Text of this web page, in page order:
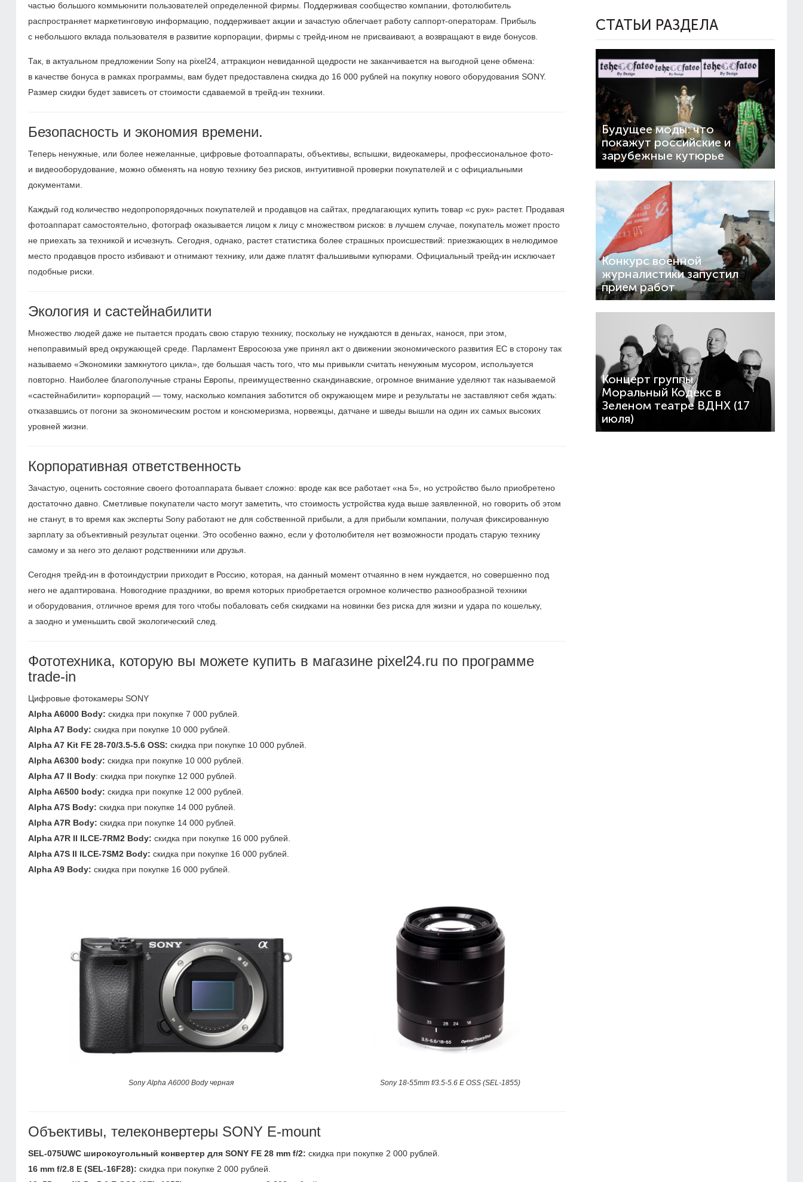
частью большого коммьюнити пользователей определенной фирмы. Поддерживая сообщество компании, фотолюбитель
распространяет маркетинговую информацию, поддерживает акции и зачастую облегчает работу саппорт-операторам. Прибыль
с небольшого вклада пользователя в развитие корпорации, фирмы с трейд-ином не присваивают, а возвращают в виде бонусов.
Так, в актуальном предложении Sony на pixel24, аттракцион невиданной щедрости не заканчивается на выгодной цене обмена:
в качестве бонуса в рамках программы, вам будет предоставлена скидка до 16 000 рублей на покупку нового оборудования SONY.
Размер скидки будет зависеть от стоимости сдаваемой в трейд-ин техники.
Безопасность и экономия времени.
Теперь ненужные, или более нежеланные, цифровые фотоаппараты, объективы, вспышки, видеокамеры, профессиональное фото-
и видеооборудование, можно обменять на новую технику без рисков, интуитивной проверки покупателей и с официальными
документами.
Каждый год количество недопропорядочных покупателей и продавцов на сайтах, предлагающих купить товар «с рук» растет. Продавая
фотоаппарат самостоятельно, фотограф оказывается лицом к лицу с множеством рисков: в лучшем случае, покупатель может просто
не приехать за техникой и исчезнуть. Сегодня, однако, растет статистика более страшных происшествий: приезжающих в нелюдимое
место продавцов просто избивают и отнимают технику, или даже платят фальшивыми купюрами. Официальный трейд-ин исключает
подобные риски.
Экология и састейнабилити
Множество людей даже не пытается продать свою старую технику, поскольку не нуждаются в деньгах, нанося, при этом,
непоправимый вред окружающей среде. Парламент Евросоюза уже принял акт о движении экономического развития ЕС в сторону так
называемо «Экономики замкнутого цикла», где большая часть того, что мы привыкли считать ненужным мусором, используется
повторно. Наиболее благополучные страны Европы, преимущественно скандинавские, огромное внимание уделяют так называемой
«састейнабилити» корпораций — тому, насколько компания заботится об окружающем мире и результаты не заставляют себя ждать:
отказавшись от погони за экономическим ростом и консюмеризма, норвежцы, датчане и шведы вышли на один их самых высоких
уровней жизни.
Корпоративная ответственность
Зачастую, оценить состояние своего фотоаппарата бывает сложно: вроде как все работает «на 5», но устройство было приобретено
достаточно давно. Сметливые покупатели часто могут заметить, что стоимость устройства куда выше заявленной, но говорить об этом
не станут, в то время как эксперты Sony работают не для собственной прибыли, а для прибыли компании, получая фиксированную
зарплату за объективный результат оценки. Это особенно важно, если у фотолюбителя нет возможности продать старую технику
самому и за него это делают родственники или друзья.
Сегодня трейд-ин в фотоиндустрии приходит в Россию, которая, на данный момент отчаянно в нем нуждается, но совершенно под
него не адаптирована. Новогодние праздники, во время которых приобретается огромное количество разнообразной техники
и оборудования, отличное время для того чтобы побаловать себя скидками на новинки без риска для жизни и удара по кошельку,
а заодно и уменьшить свой экологический след.
Фототехника, которую вы можете купить в магазине pixel24.ru по программе
trade-in
Цифровые фотокамеры SONY
Alpha A6000 Body: скидка при покупке 7 000 рублей.
Alpha A7 Body: скидка при покупке 10 000 рублей.
Alpha A7 Kit FE 28-70/3.5-5.6 OSS: скидка при покупке 10 000 рублей.
Alpha A6300 body: скидка при покупке 10 000 рублей.
Alpha A7 II Body: скидка при покупке 12 000 рублей.
Alpha A6500 body: скидка при покупке 12 000 рублей.
Alpha A7S Body: скидка при покупке 14 000 рублей.
Alpha A7R Body: скидка при покупке 14 000 рублей.
Alpha A7R II ILCE-7RM2 Body: скидка при покупке 16 000 рублей.
Alpha A7S II ILCE-7SM2 Body: скидка при покупке 16 000 рублей.
Alpha A9 Body: скидка при покупке 16 000 рублей.
Sony Alpha A6000 Body черная Sony 18-55mm f/3.5-5.6 E OSS (SEL-1855)
Объективы, телеконвертеры SONY E-mount
SEL-075UWC широкоугольный конвертер для SONY FE 28 mm f/2: скидка при покупке 2 000 рублей.
16 mm f/2.8 E (SEL-16F28): скидка при покупке 2 000 рублей.
СТАТЬИ РАЗДЕЛА
Будущее моды: что
покажут российские и
зарубежные кутюрье
Конкурс военной
журналистики запустил
прием работ
Концерт группы
Моральный Кодекс в
Зеленом театре ВДНХ (17
июля)